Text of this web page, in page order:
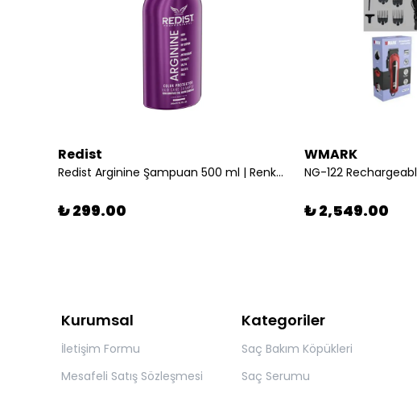
Redist
Redist Arginine Şampuan 500 ml | Renk Koruyucu Saç Bakım Şampuanı
₺ 299.00
WMARK
₺ 2,549.00
Kurumsal
İletişim Formu
Mesafeli Satış Sözleşmesi
Kategoriler
Saç Bakım Köpükleri
Saç Serumu